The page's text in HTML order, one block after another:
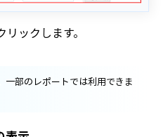
リックします。
一部のレポートでは利用できま